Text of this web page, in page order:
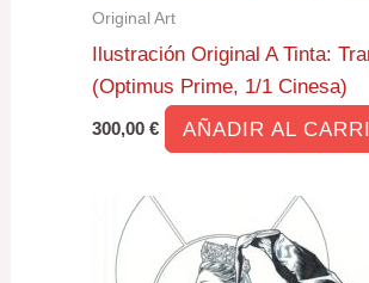
Original Art
Ilustración Original A Tinta:
(Optimus Prime, 1/1 Cinesa)
300,00€ AÑADIR AL